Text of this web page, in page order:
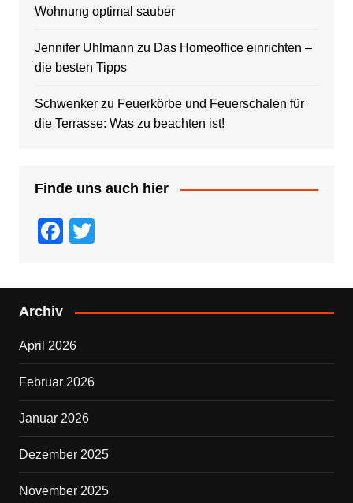
Wohnung optimal sauber
Jennifer Uhlmann zu Das Homeoffice einrichten –
die besten Tipps
Schwenkerzu Feuerkörbe und Feuerschalen für
die Terrasse: Was zu beachten ist!
Finde uns auch hier
F
c
e
o
o
k
tt
er
Archiv
April 2026
Februar 2026
Januar 2026
Dezember 2025
November 2025